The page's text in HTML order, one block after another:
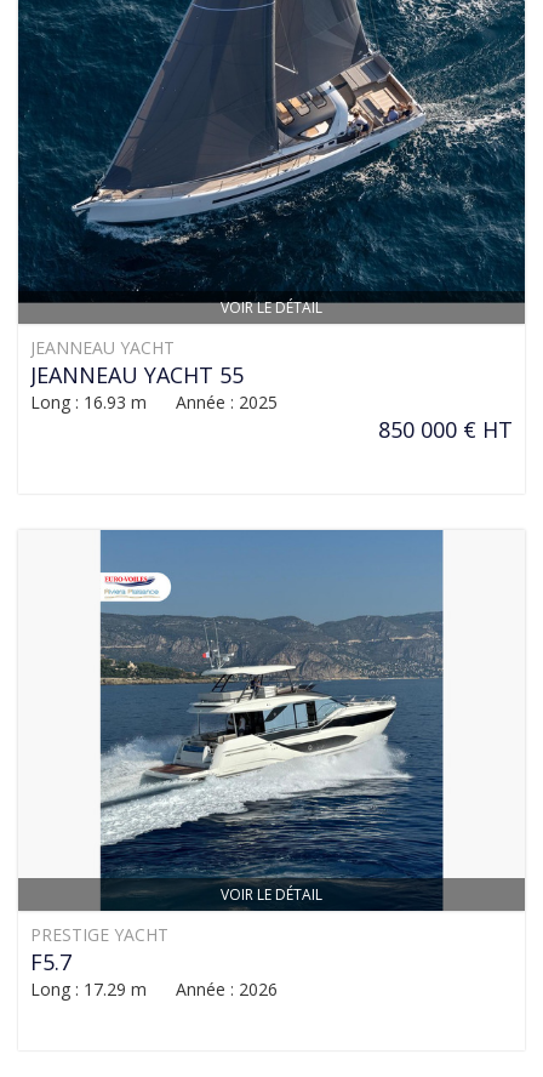
VOIR LE DÉTAIL
JEANNEAU YACHT
JEANNEAU YACHT 55
Long : 16.93 m Année : 2025
850 000 € HT
VOIR LE DÉTAIL
PRESTIGE YACHT
F5.7
Long : 17.29 m Année : 2026